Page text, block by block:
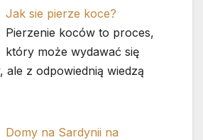
Jak sie pierze koce?
Pierzenie koców to proces,
który może wydawać się
ale z odpowiednią wiedzą
Domy na Sardynii na